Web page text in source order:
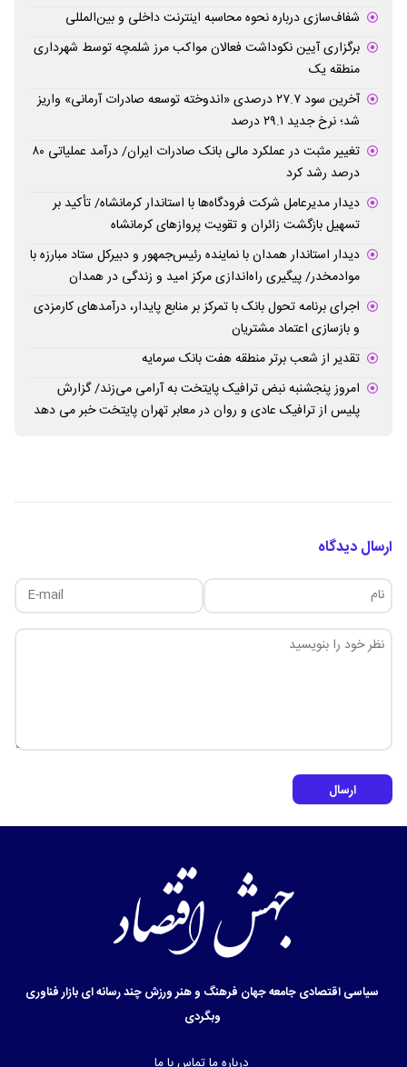
شفاف‌سازی درباره نحوه محاسبه اینترنت داخلی و بین‌المللی
برگزاری آیین نکوداشت فعالان مواکب مرز شلمچه توسط شهرداری
منطقه یک
آخرین سود ۲۷.۷ درصدی «اندوخته توسعه صادرات آرمانی» واریز
شد؛ نرخ جدید ۲۹.۱ درصد
تغییر مثبت در عملکرد مالی بانک صادرات ایران/ درآمد عملیاتی ۸۰
درصد رشد کرد
دیدار مدیرعامل شرکت فرودگاه‌ها با استاندار کرمانشاه/ تأکید بر
تسهیل بازگشت زائران و تقویت پروازهای کرمانشاه
دیدار استاندار همدان با نماینده رئیس‌جمهور و دبیرکل ستاد مبارزه با
موادمخدر/ پیگیری راه‌اندازی مرکز امید و زندگی در همدان
اجرای برنامه تحول بانک با تمرکز بر منابع پایدار، درآمدهای کارمزدی
و بازسازی اعتماد مشتریان
تقدیر از شعب برتر منطقه هفت بانک سرمایه
امروز پنجشنبه نبض ترافیک پایتخت به آرامی می‌زند/ گزارش
پلیس از ترافیک عادی و روان در معابر تهران پایتخت خبر می دهد
ارسال دیدگاه
ارسال
سیاسیاقتصادیجامعهجهان فرهنگ و هنرورزشچند رسانه ایبازارفناوری
وبگردی